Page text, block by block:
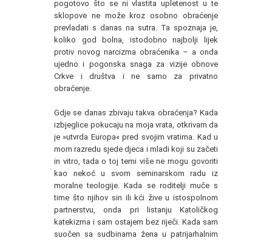
pogotovo što se ni vlastita upletenost u te
sklopove ne može kroz osobno obraćenje
prevladati s danas na sutra. Ta spoznaja je,
koliko god bolna, istodobno najbolji lijek
protiv novog narcizma obraćenika – a onda
ujedno i pogonska snaga za vizije obnove
Crkve i društva i ne samo za privatno
obraćenje.
Gdje se danas zbivaju takva obraćenja? Kada
izbjeglice pokucaju na moja vrata, otkrivam da
je »utvrda Europa« pred svojim vratima. Kad u
mom razredu sjede djeca i mladi koji su začeti
in vitro, tada o toj temi više ne mogu govoriti
kao nekoć u svom seminarskom radu iz
moralne teologije. Kada se roditelji muče s
time što njihov sin ili kći žive u istospolnom
partnerstvu, onda pri listanju Katoličkog
katekizma i sam ostajem bez riječi. Kada sam
suočen sa sudbinama žena u patrijarhalnim